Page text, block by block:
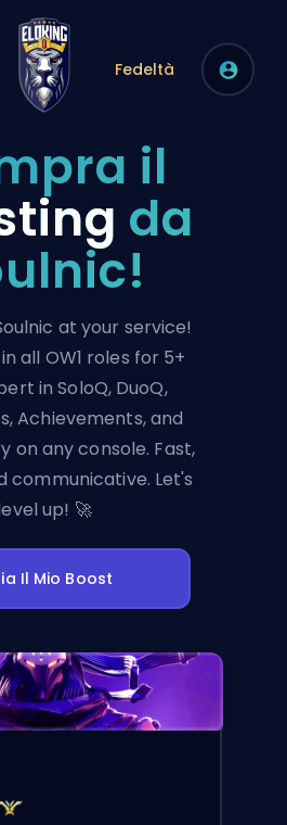
Fedeltà
il
da
at your service!
all OW1 roles for 5+
in SoloQ, DuoQ,
Achievements, and
on any console. Fast,
communicative. Let's
up! 🚀
Il Mio Boost